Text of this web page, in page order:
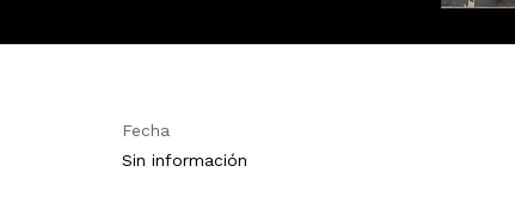
Fecha
Sin información